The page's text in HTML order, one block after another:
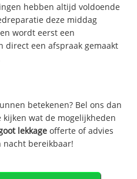
hebben altijd voldoende
deze middag
wordt eerst een
direct een afspraak gemaakt
betekenen? Bel ons dan
kijken wat de mogelijkheden
lekkage offerte of advies
nacht bereikbaar!